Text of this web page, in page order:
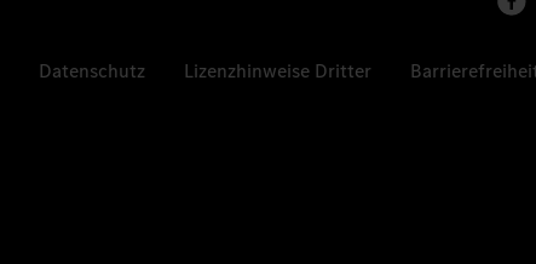
Datenschutz Lizenzhinweise Dritter